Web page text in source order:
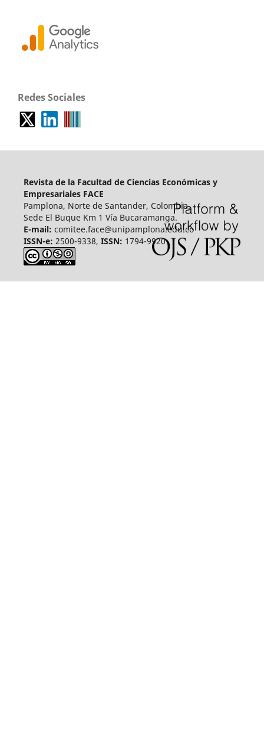
Redes Sociales
Revista de la Facultad de Ciencias Económicas y
Empresariales FACE
Pamplona, Norte de Santander, Colombia.
Sede El Buque Km 1 Vía Bucaramanga.
E-mail: comitee.face@unipamplona.edu.co
ISSN-e: 2500-9338, ISSN: 1794-9920